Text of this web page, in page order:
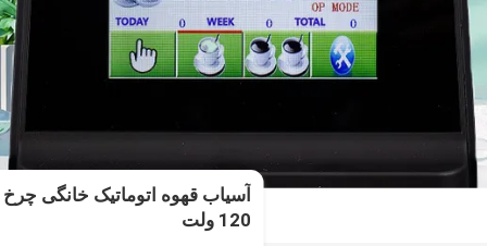
120 ولت